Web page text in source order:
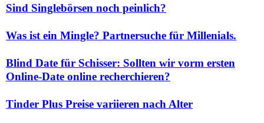
Sind Singlebörsen noch peinlich?
Was ist ein Mingle? Partnersuche für Millenials.
Blind Date für Schisser: Sollten wir vorm ersten
Online-Date online recherchieren?
Tinder Plus Preise variieren nach Alter